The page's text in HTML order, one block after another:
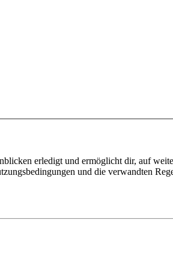
erledigt und ermöglicht dir, auf
und die verwandten